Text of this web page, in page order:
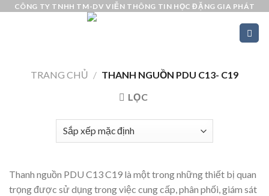
SkipCÔNG TY TNHH TM-DV VIỄN THÔNG TIN HỌC ĐẶNG GIA PHÁT
TRANG CHỦ / THANH NGUỒN PDU C13- C19
LỌC
Thanh nguồn PDU C13 C19 là một trong những thiết bị quan
trọng được sử dụng trong việc cung cấp, phân phối, giám sát